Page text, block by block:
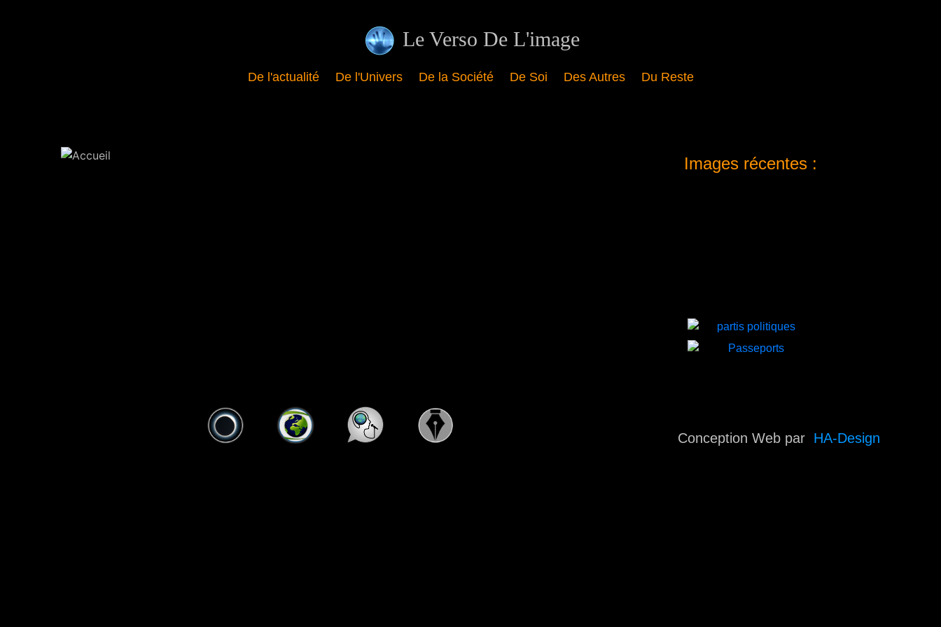
Le Verso De L'image
De l'actualité De l'Univers De la Société De Soi Des Autres Du Reste
Images récentes :
Conception Web par HA-Design